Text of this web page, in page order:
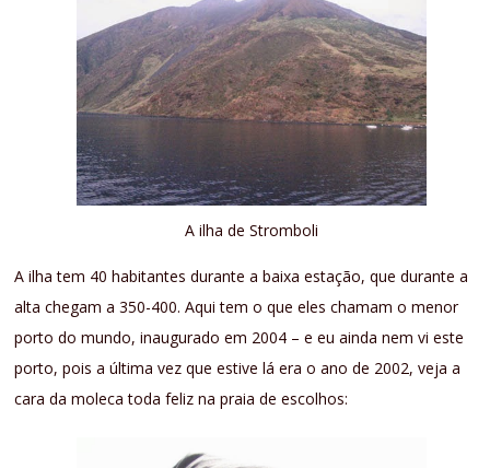
A ilha de Stromboli
A ilha tem 40 habitantes durante a baixa estação, que durante a
alta chegam a 350-400. Aqui tem o que eles chamam o menor
porto do mundo, inaugurado em 2004 – e eu ainda nem vi este
porto, pois a última vez que estive lá era o ano de 2002, veja a
cara da moleca toda feliz na praia de escolhos: